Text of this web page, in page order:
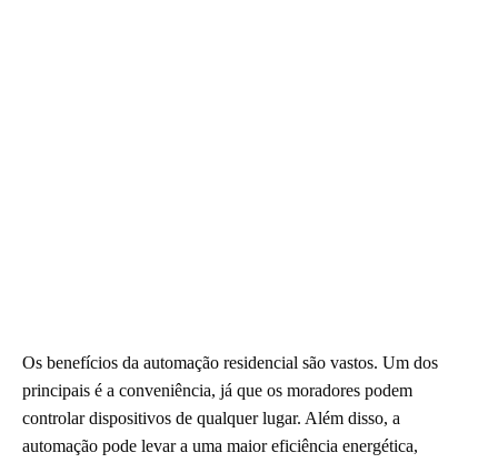
Os benefícios da automação residencial são vastos. Um dos
principais é a conveniência, já que os moradores podem
controlar dispositivos de qualquer lugar. Além disso, a
automação pode levar a uma maior eficiência energética,